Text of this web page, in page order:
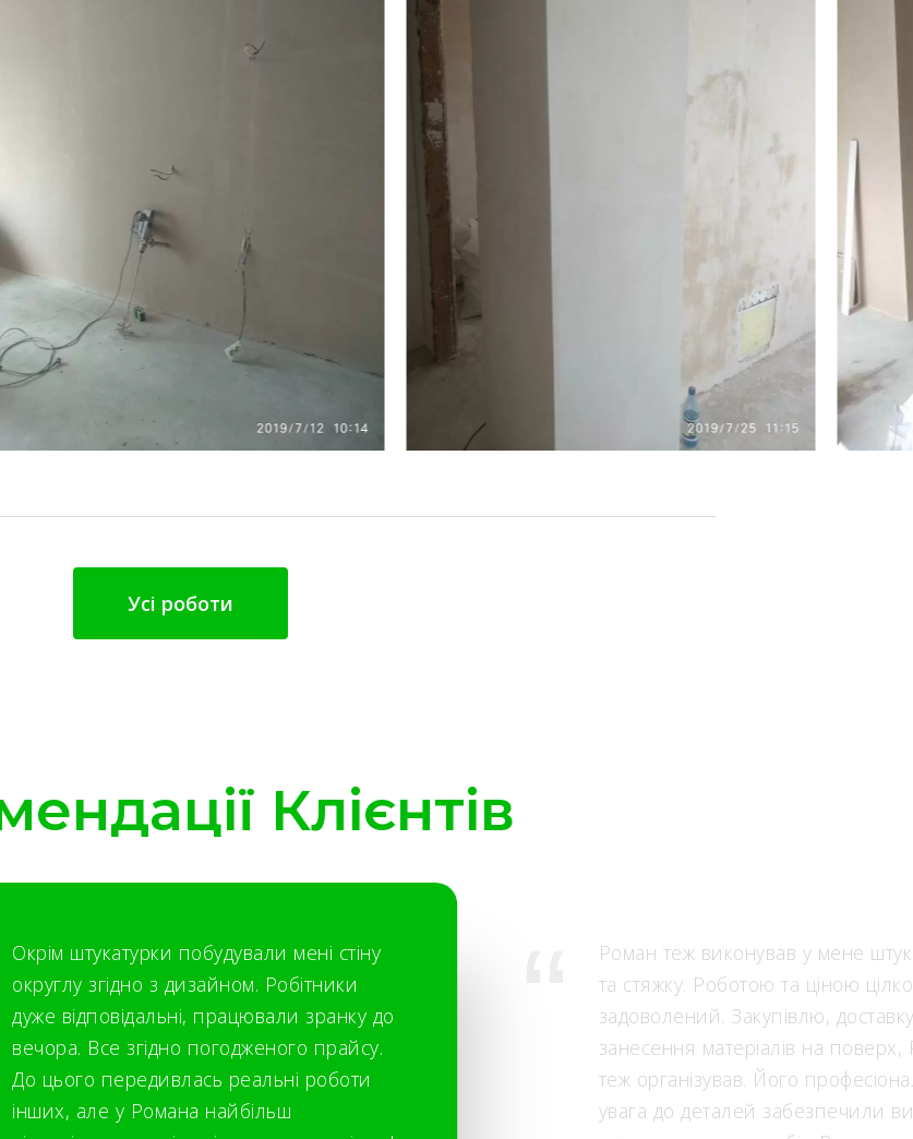
Усі роботи
Клієнтів
Окрім штукатурки побудували мені стіну
округлу згідно з дизайном. Робітники
дуже відповідальні, працювали зранку до
вечора. Все згідно погодженого прайсу.
До цього передивлась реальні роботи
інших, але у Романа найбільш
Роман теж виконував у мене
та стяжку. Роботою та ціною
задоволений. Закупівлю,
занесення матеріалів на
теж організував. Його
увага до деталей забезпечили